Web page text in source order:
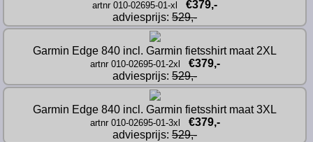
artnr 010-02695-01-xl
€379,-
adviesprijs: 529,-
Garmin Edge 840 incl. Garmin fietsshirt maat 2XL
artnr 010-02695-01-2xl
€379,-
adviesprijs: 529,-
Garmin Edge 840 incl. Garmin fietsshirt maat 3XL
artnr 010-02695-01-3xl
€379,-
adviesprijs: 529,-